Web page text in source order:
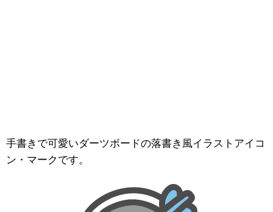
手書きで可愛いダーツボードの落書き風イラストアイコ
ン・マークです。